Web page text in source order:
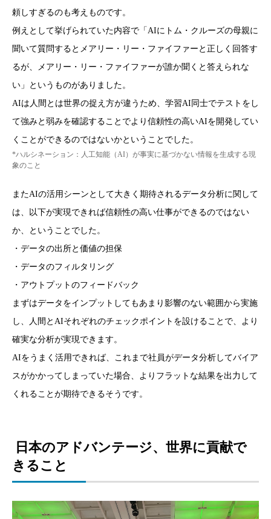
頼しすぎるのも考えものです。
例えとして挙げられていた内容で「AIにトム・クルーズの母親に
聞いて質問するとメアリー・リー・ファイファーと正しく回答す
るが、メアリー・リー・ファイファーが誰か聞くと答えられな
い」というものがありました。
AIは人間とは世界の捉え方が違うため、学習AI同士でテストをし
て強みと弱みを確認することでより信頼性の高いAIを開発してい
くことができるのではないかということでした。
*ハルシネーション：人工知能（AI）が事実に基づかない情報を生成する現
象のこと
またAIの活用シーンとして大きく期待されるデータ分析に関して
は、以下が実現できれば信頼性の高い仕事ができるのではない
か、ということでした。
・データの出所と価値の担保
・データのフィルタリング
・アウトプットのフィードバック
まずはデータをインプットしてもあまり影響のない範囲から実施
し、人間とAIそれぞれのチェックポイントを設けることで、より
確実な分析が実現できます。
AIをうまく活用できれば、これまで社員がデータ分析してバイア
スがかかってしまっていた場合、よりフラットな結果を出力して
くれることが期待できるそうです。
日本のアドバンテージ、世界に貢献で
きること